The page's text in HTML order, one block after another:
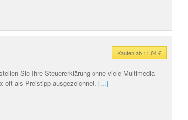
Kaufen ab 11,04 €
Sie Ihre Steuererklärung ohne viele Multimedia-
oft als Preistipp ausgezeichnet. [...]